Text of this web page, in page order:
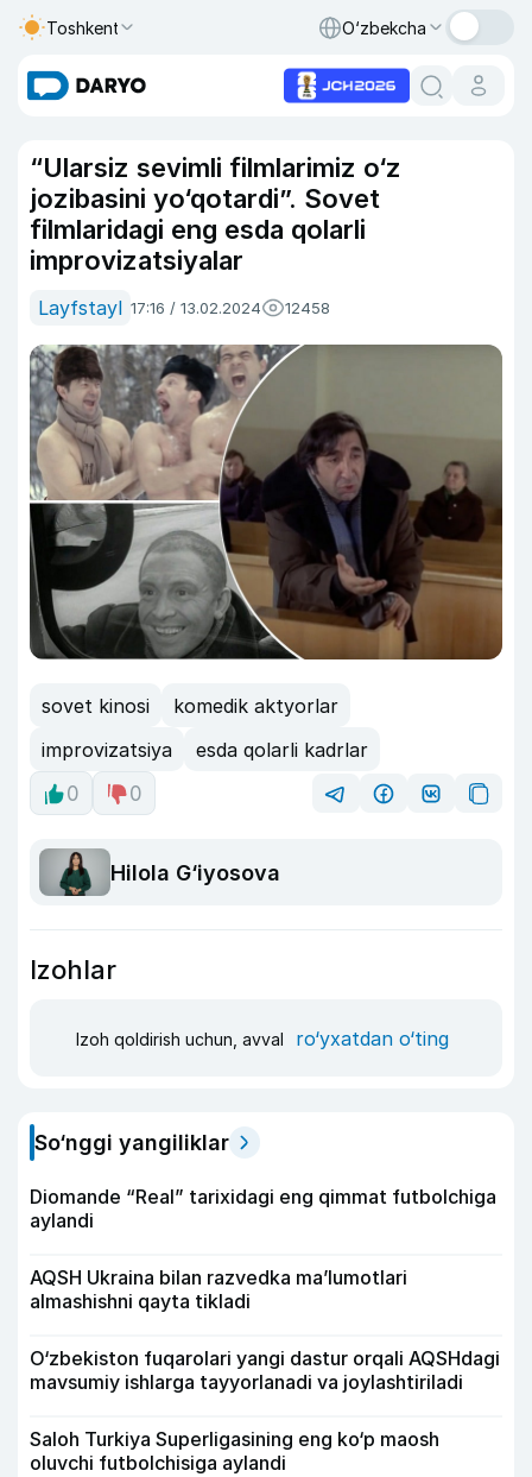
Toshkent O‘zbekcha
“Ularsiz sevimli filmlarimiz o‘z
jozibasini yo‘qotardi”. Sovet
filmlaridagi eng esda qolarli
improvizatsiyalar
Layfstayl 17:16 / 13.02.2024 12458
sovet kinosi
komedik aktyorlar
improvizatsiya
esda qolarli kadrlar
0
0
Hilola G‘iyosova
Izohlar
Izoh qoldirish uchun, avval ro‘yxatdan o‘ting
So‘nggi yangiliklar
Diomande “Real” tarixidagi eng qimmat futbolchiga
aylandi
AQSH Ukraina bilan razvedka ma’lumotlari
almashishni qayta tikladi
O‘zbekiston fuqarolari yangi dastur orqali AQSHdagi
mavsumiy ishlarga tayyorlanadi va joylashtiriladi
Saloh Turkiya Superligasining eng ko‘p maosh
oluvchi futbolchisiga aylandi